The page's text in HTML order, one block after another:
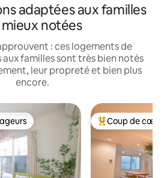
adaptées aux familles
mieux notées
: ces logements de
familles sont très bien notés
leur propreté et bien plus
encore.
les plus appréciés Coups de cœur
Coup de cœur